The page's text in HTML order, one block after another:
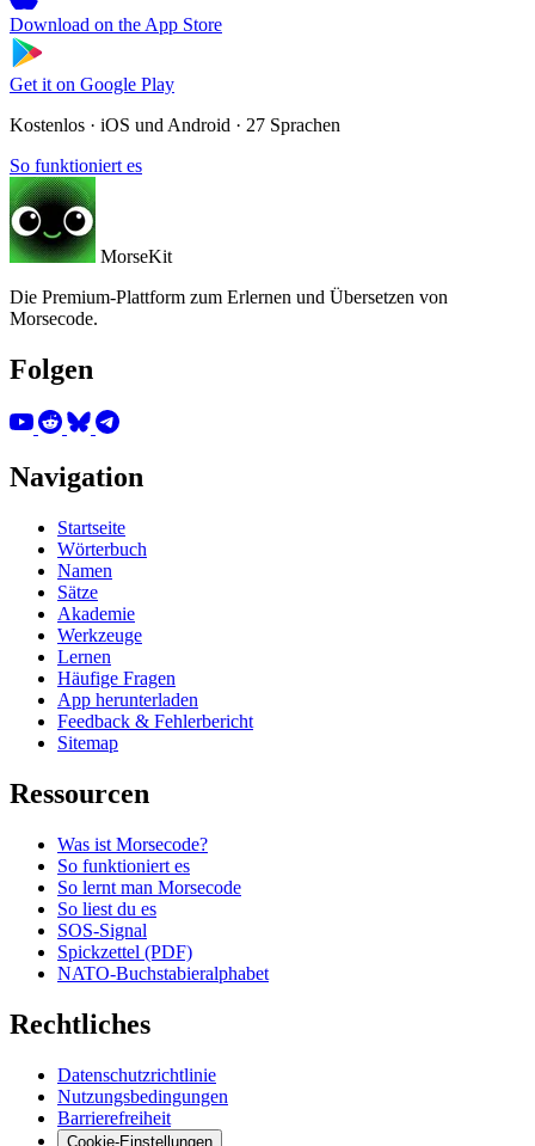
Download on the App Store
Get it on Google Play
Kostenlos · iOS und Android · 27 Sprachen
So funktioniert es
MorseKit
Die Premium-Plattform zum Erlernen und Übersetzen von
Morsecode.
Folgen
Navigation
Startseite
Wörterbuch
Namen
Sätze
Akademie
Werkzeuge
Lernen
Häufige Fragen
App herunterladen
Feedback & Fehlerbericht
Sitemap
Ressourcen
Was ist Morsecode?
So funktioniert es
So lernt man Morsecode
So liest du es
SOS-Signal
Spickzettel (PDF)
NATO-Buchstabieralphabet
Rechtliches
Datenschutzrichtlinie
Nutzungsbedingungen
Barrierefreiheit
Cookie-Einstellungen